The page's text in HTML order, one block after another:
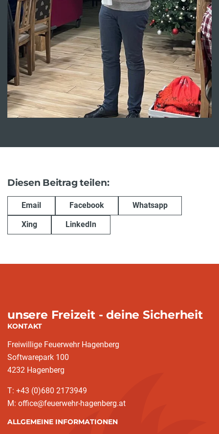
Diesen Beitrag teilen:
Email Facebook Whatsapp
Xing LinkedIn
unsere Freizeit - deine Sicherheit
KONTAKT
Freiwillige Feuerwehr Hagenberg
Softwarepark 100
4232 Hagenberg
T: +43 (0)680 2173949
M: office@feuerwehr-hagenberg.at
ALLGEMEINE INFORMATIONEN